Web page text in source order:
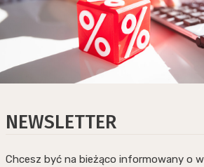
NEWSLETTER
Chcesz być na bieżąco informowany o